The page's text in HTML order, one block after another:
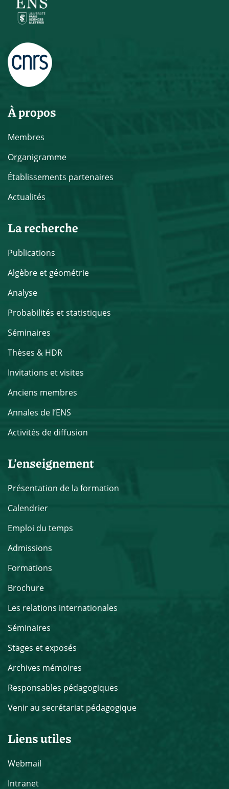
À propos
Membres
Organigramme
Établissements partenaires
Actualités
La recherche
Publications
Algèbre et géométrie
Analyse
Probabilités et statistiques
Séminaires
Thèses & HDR
Invitations et visites
Anciens membres
Annales de l’ENS
Activités de diffusion
L’enseignement
Présentation de la formation
Calendrier
Emploi du temps
Admissions
Formations
Brochure
Les relations internationales
Séminaires
Stages et exposés
Archives mémoires
Responsables pédagogiques
Venir au secrétariat pédagogique
Liens utiles
Webmail
Intranet